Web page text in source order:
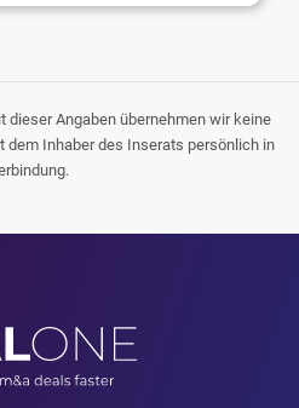
dieser Angaben übernehmen wir keine
dem Inhaber des Inserats persönlich in